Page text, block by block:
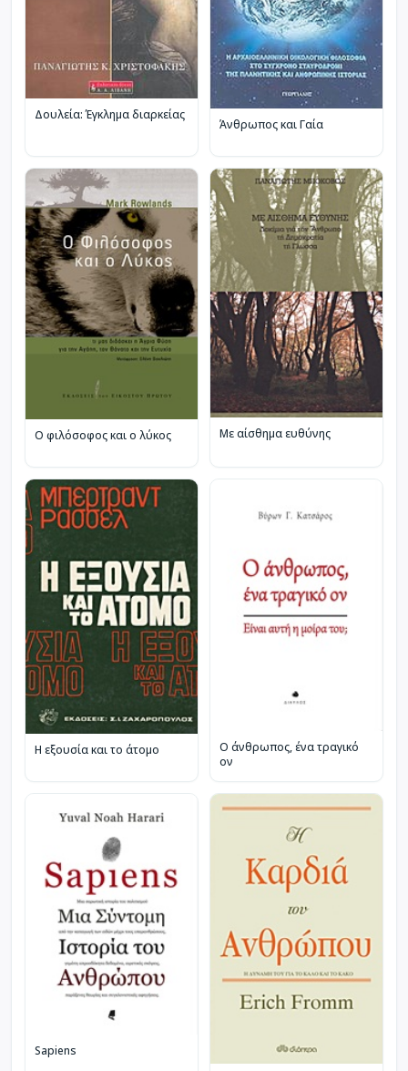
Δουλεία: Έγκλημα διαρκείας
Άνθρωπος και Γαία
Ο φιλόσοφος και ο λύκος Με αίσθημα ευθύνης
Η εξουσία και το άτομο
Ο άνθρωπος, ένα τραγικό
ον
Sapiens